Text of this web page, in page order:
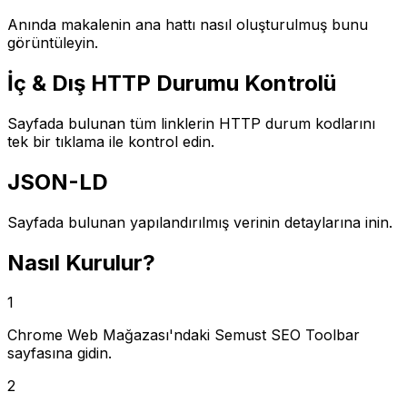
Anında makalenin ana hattı nasıl oluşturulmuş bunu
görüntüleyin.
İç & Dış HTTP Durumu Kontrolü
Sayfada bulunan tüm linklerin HTTP durum kodlarını
tek bir tıklama ile kontrol edin.
JSON-LD
Sayfada bulunan yapılandırılmış verinin detaylarına inin.
Nasıl Kurulur?
1
Chrome Web Mağazası'ndaki Semust SEO Toolbar
sayfasına gidin.
2